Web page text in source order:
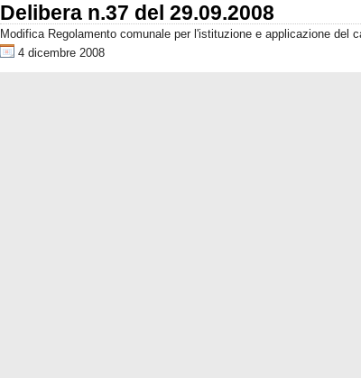
Delibera n.37 del 29.09.2008
Modifica Regolamento comunale per l'istituzione e applicazione del
4 dicembre 2008